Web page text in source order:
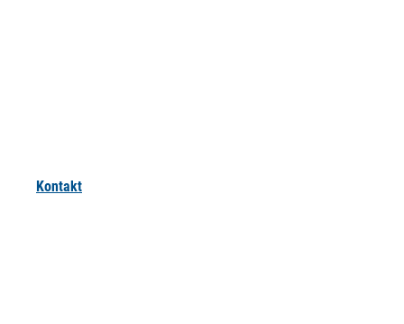
Kontakt